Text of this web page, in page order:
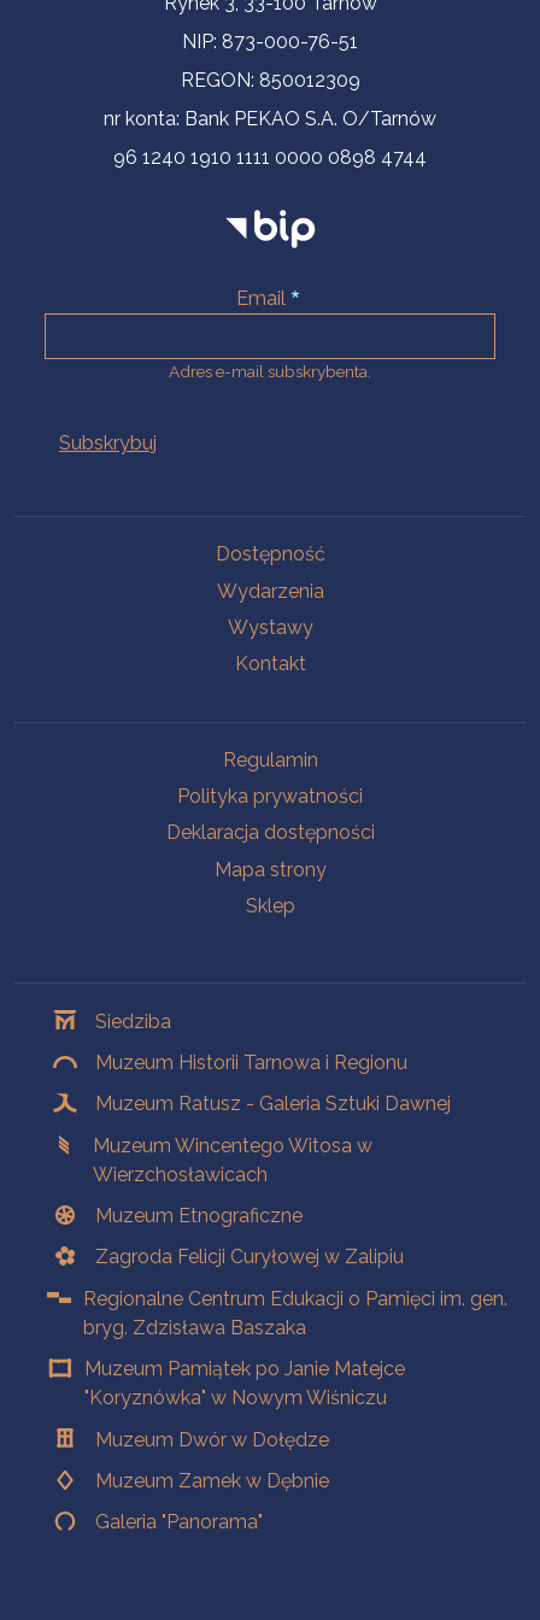
NIP: 873-000-76-51
REGON: 850012309
nr konta: Bank PEKAO S.A. O/Tarnów
96 1240 1910 1111 0000 0898 4744
Email
Adres e-mail subskrybenta.
Dostępność
Wydarzenia
Wystawy
Kontakt
Regulamin
Polityka prywatności
Deklaracja dostępności
Mapa strony
Sklep
Siedziba
Muzeum Historii Tarnowa i Regionu
Muzeum Ratusz - Galeria Sztuki Dawnej
Muzeum Wincentego Witosa w
Wierzchosławicach
Muzeum Etnograficzne
Zagroda Felicji Curyłowej w Zalipiu
Regionalne Centrum Edukacji o Pamięci im. gen.
bryg. Zdzisława Baszaka
Muzeum Pamiątek po Janie Matejce
"Koryznówka" w Nowym Wiśniczu
Muzeum Dwór w Dołędze
Muzeum Zamek w Dębnie
Galeria "Panorama"